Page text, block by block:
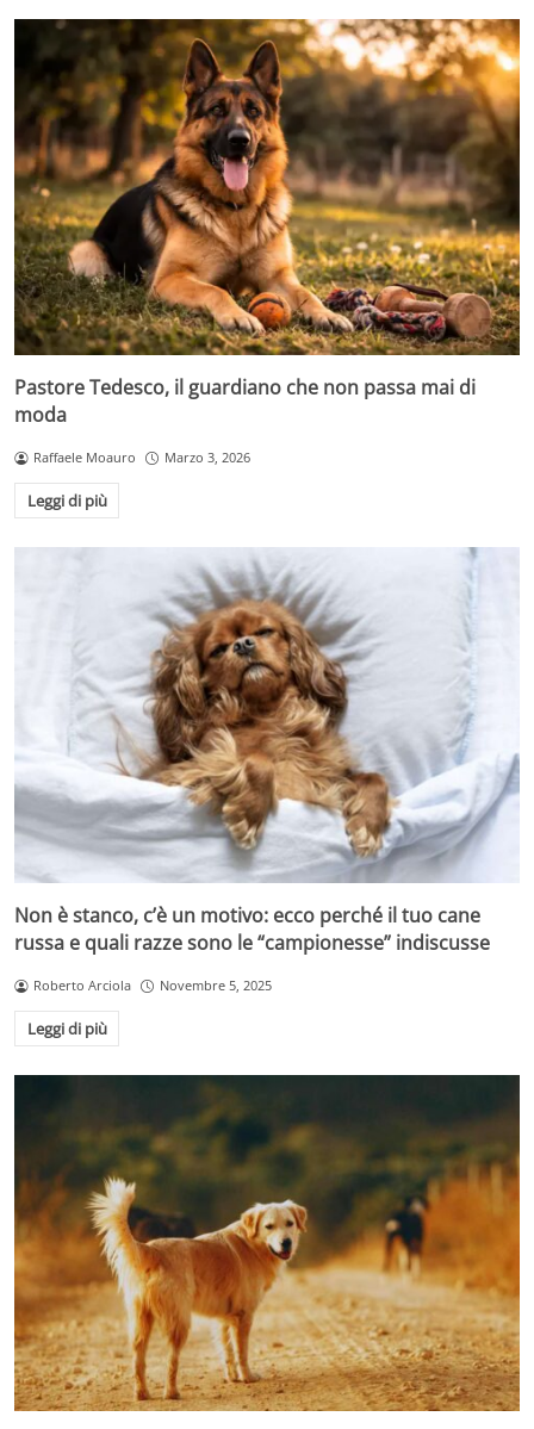
Pastore Tedesco, il guardiano che non passa mai di
moda
Raffaele Moauro Marzo 3, 2026
Leggi di più
Non è stanco, c’è un motivo: ecco perché il tuo cane
russa e quali razze sono le “campionesse” indiscusse
Roberto Arciola Novembre 5, 2025
Leggi di più